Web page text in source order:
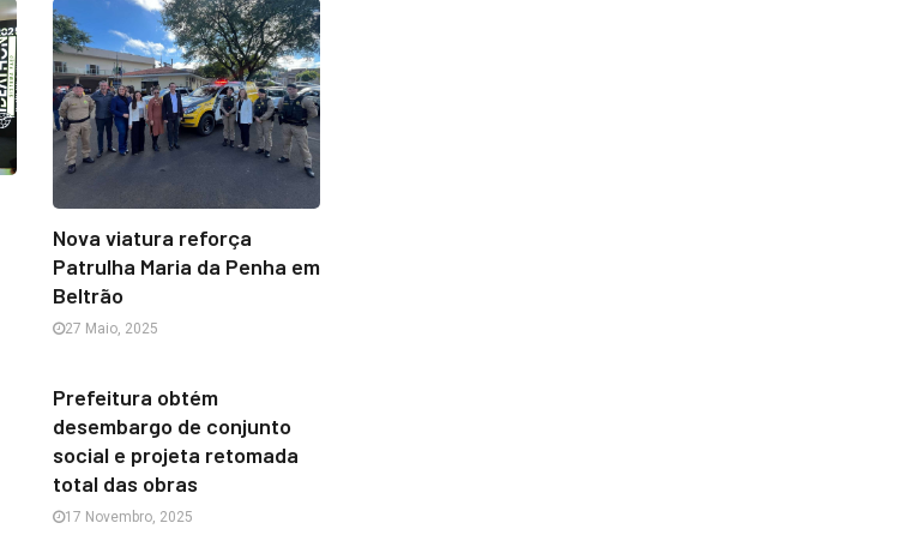
Nova viatura reforça
Patrulha Maria da Penha em
Beltrão
27 Maio, 2025
Prefeitura obtém
desembargo de conjunto
social e projeta retomada
total das obras
17 Novembro, 2025